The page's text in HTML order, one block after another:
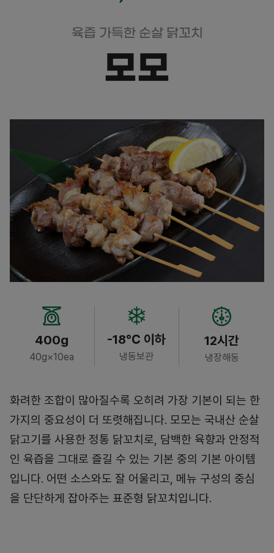
육즙 가득한 순살 닭꼬치
모모
400g
40g×10ea
-18℃ 이하
냉동보관
12시간
냉장해동
화려한 조합이 많아질수록 오히려 가장 기본이 되는 한
가지의 중요성이 더 또렷해집니다. 모모는 국내산 순살
닭고기를 사용한 정통 닭꼬치로, 담백한 육향과 안정적
인 육즙을 그대로 즐길 수 있는 기본 중의 기본 아이템
입니다. 어떤 소스와도 잘 어울리고, 메뉴 구성의 중심
을 단단하게 잡아주는 표준형 닭꼬치입니다.